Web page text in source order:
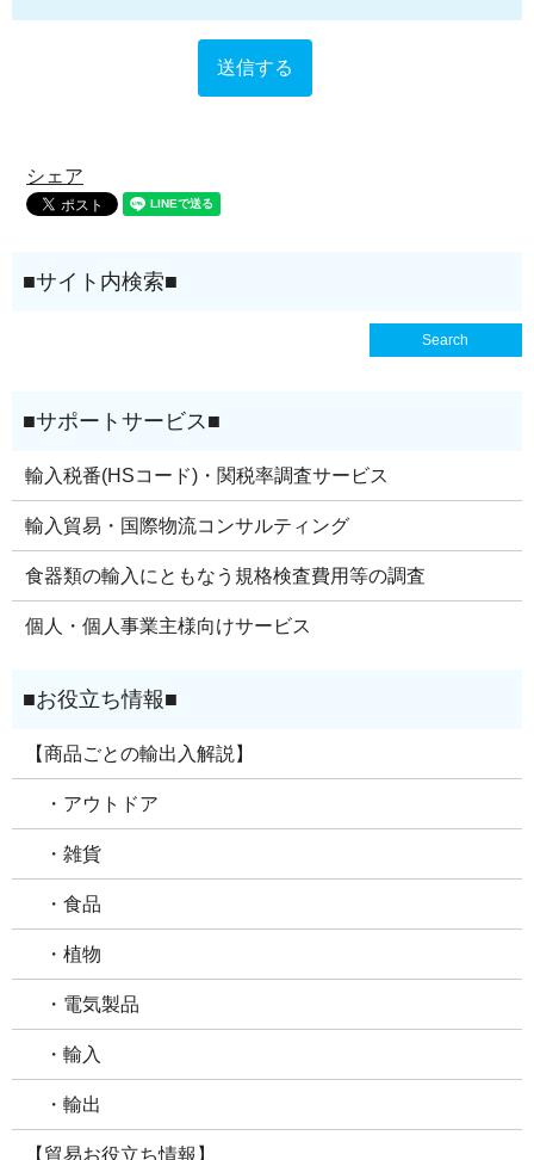
シェア
輸入税番(HSコード)・関税率調査サービス
輸入貿易・国際物流コンサルティング
食器類の輸入にともなう規格検査費用等の調査
個人・個人事業主様向けサービス
【商品ごとの輸出入解説】
・アウトドア
・雑貨
・食品
・植物
・電気製品
・輸入
・輸出
【貿易お役立ち情報】